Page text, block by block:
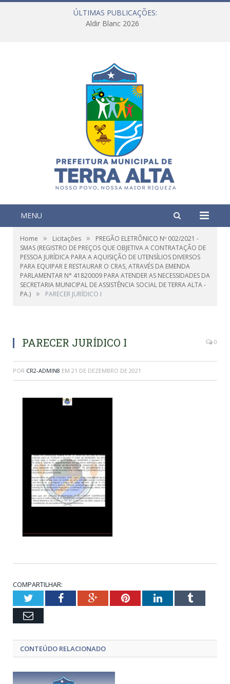
ÚLTIMAS PUBLICAÇÕES:
Aldir Blanc 2026
MENU
Home » Licitações »
PREGÃO ELETRÔNICO Nº 002/2021 -
SMAS (REGISTRO DE PREÇOS QUE OBJETIVA A CONTRATAÇÃO DE
PESSOA JURÍDICA PARA A AQUISIÇÃO DE UTENSÍLIOS DIVERSOS
PARA EQUIPAR E RESTAURAR O CRAS, ATRAVÉS DA EMENDA
PARLAMENTAR N° 41820009 PARA ATENDER AS NECESSIDADES DA
SECRETARIA MUNICIPAL DE ASSISTÊNCIA SOCIAL DE TERRA ALTA -
PA.) » PARECER JURÍDICO I
PARECER JURÍDICO I 0
POR CR2-ADMIN8 EM 21 DE DEZEMBRO DE 2021
COMPARTILHAR:
TwitterFacebookGoogle+PinterestLinkedInTumblr
Email
CONTEÚDO RELACIONADO